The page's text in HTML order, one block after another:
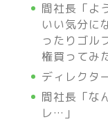
間社長「よ
いい気分に
ったりゴル
権買ってみ
ディレクタ
間社長「な
レ…」